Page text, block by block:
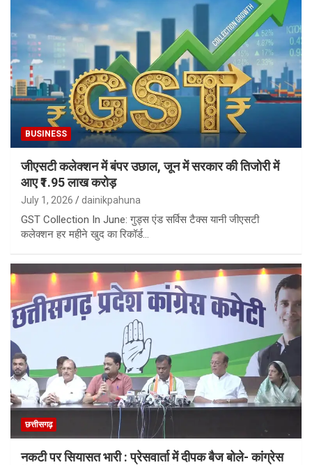
BUSINESS
जीएसटी कलेक्शन में बंपर उछाल, जून में सरकार की तिजोरी में
आए ₹1.95 लाख करोड़
July 1, 2026 dainikpahuna
GST Collection In June: गुड्स एंड सर्विस टैक्स यानी जीएसटी
कलेक्शन हर महीने खुद का रिकॉर्ड…
छत्तीसगढ़
नकटी पर सियासत भारी : प्रेसवार्ता में दीपक बैज बोले- कांग्रेस